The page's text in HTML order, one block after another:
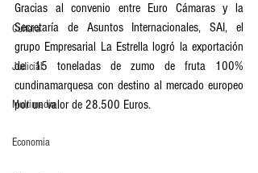
Cultura
Judicial
Multimedia
Economia
Gracias al convenio entre Euro Cámaras y la
Secretaría de Asuntos Internacionales, SAI, el
grupo Empresarial La Estrella logró la exportación
de 15 toneladas de zumo de fruta 100%
cundinamarquesa con destino al mercado europeo
por un valor de 28.500 Euros.